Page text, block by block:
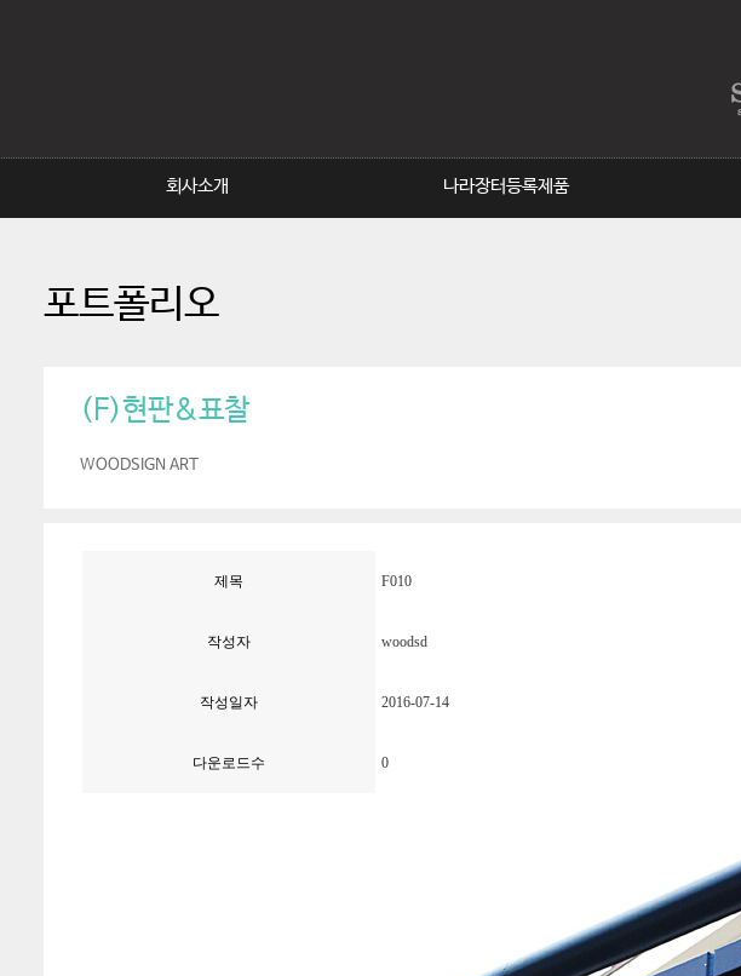
회사소개 나라장터등록제품
포트폴리오
(F)현판&표찰
WOODSIGN ART
제목 F010
작성자 woodsd
작성일자 2016-07-14
다운로드수 0